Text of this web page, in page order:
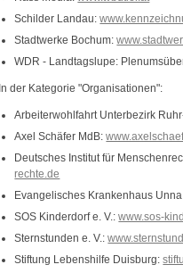
Schilder Landau:
Stadtwerke Bochum:
WDR - Landtagslupe:
In der Kategorie "Organisationen":
Arbeiterwohlfahrt Unterbezirk
Axel Schäfer MdB:
Deutsches Institut für
rechte.de
Evangelisches Krankenhaus
SOS Kinderdorf e. V.:www.sos-
Sternstunden e. V.:
Stiftung Lebenshilfe Duisburg: